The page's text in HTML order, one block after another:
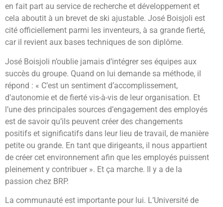
en fait part au service de recherche et développement et
cela aboutit à un brevet de ski ajustable. José Boisjoli est
cité officiellement parmi les inventeurs, à sa grande fierté,
car il revient aux bases techniques de son diplôme.
José Boisjoli n’oublie jamais d’intégrer ses équipes aux
succès du groupe. Quand on lui demande sa méthode, il
répond : « C’est un sentiment d’accomplissement,
d’autonomie et de fierté vis-à-vis de leur organisation. Et
l’une des principales sources d’engagement des employés
est de savoir qu’ils peuvent créer des changements
positifs et significatifs dans leur lieu de travail, de manière
petite ou grande. En tant que dirigeants, il nous appartient
de créer cet environnement afin que les employés puissent
pleinement y contribuer ». Et ça marche. Il y a de la
passion chez BRP.
La communauté est importante pour lui. L’Université de